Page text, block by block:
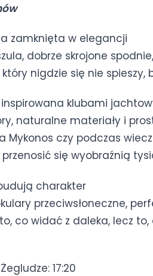
zamknięta w elegancji
dobrze skrojone
który nigdzie się nie
inspirowana klubami
naturalne materiały i
Mykonos czy podczas
się wyobraźnią
charakter
przeciwsłoneczne,
co widać z daleka, lecz
17:20